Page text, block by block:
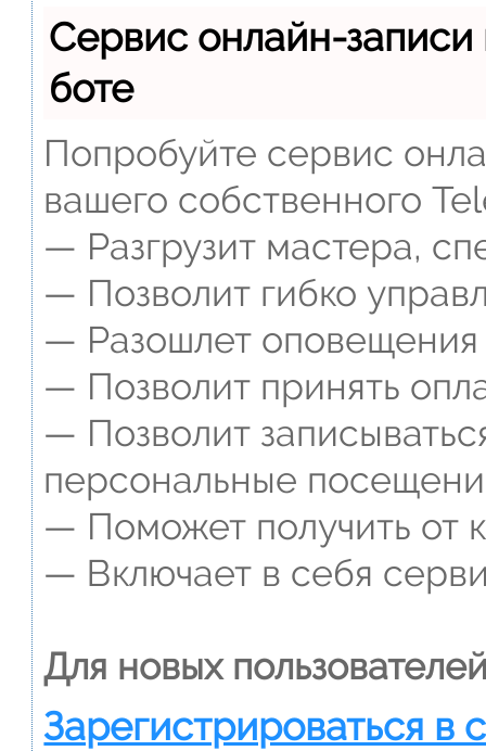
Сервис онлайн-
боте
Попробуйте сервис
вашего собственного
— Разгрузит мастера,
— Позволит гибко
— Разошлет оповещения
— Позволит принять
— Позволит
персональные
— Поможет получить от
— Включает в себя
Для новых
Зарегистрироваться в